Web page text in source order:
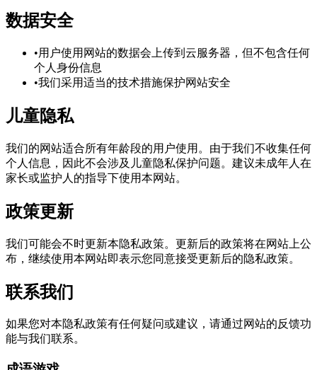
数据安全
•用户使用网站的数据会上传到云服务器，但不包含任何
个人身份信息
•我们采用适当的技术措施保护网站安全
儿童隐私
我们的网站适合所有年龄段的用户使用。由于我们不收集任何
个人信息，因此不会涉及儿童隐私保护问题。建议未成年人在
家长或监护人的指导下使用本网站。
政策更新
我们可能会不时更新本隐私政策。更新后的政策将在网站上公
布，继续使用本网站即表示您同意接受更新后的隐私政策。
联系我们
如果您对本隐私政策有任何疑问或建议，请通过网站的反馈功
能与我们联系。